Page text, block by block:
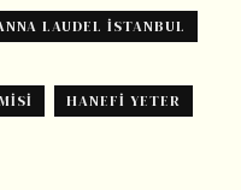
LAUDEL İSTANBUL
HANEFI YETER